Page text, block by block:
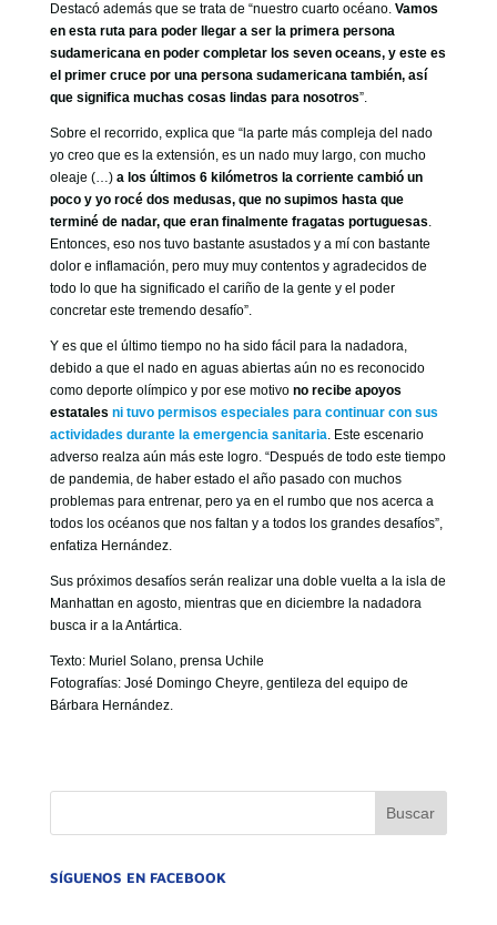
Destacó además que se trata de “nuestro cuarto océano. Vamos
en esta ruta para poder llegar a ser la primera persona
sudamericana en poder completar los seven oceans, y este es
el primer cruce por una persona sudamericana también, así
que significa muchas cosas lindas para nosotros”.
Sobre el recorrido, explica que “la parte más compleja del nado
yo creo que es la extensión, es un nado muy largo, con mucho
oleaje (…) a los últimos 6 kilómetros la corriente cambió un
poco y yo rocé dos medusas, que no supimos hasta que
terminé de nadar, que eran finalmente fragatas portuguesas.
Entonces, eso nos tuvo bastante asustados y a mí con bastante
dolor e inflamación, pero muy muy contentos y agradecidos de
todo lo que ha significado el cariño de la gente y el poder
concretar este tremendo desafío”.
Y es que el último tiempo no ha sido fácil para la nadadora,
debido a que el nado en aguas abiertas aún no es reconocido
como deporte olímpico y por ese motivo no recibe apoyos
estatales ni tuvo permisos especiales para continuar con sus
actividades durante la emergencia sanitaria. Este escenario
adverso realza aún más este logro. “Después de todo este tiempo
de pandemia, de haber estado el año pasado con muchos
problemas para entrenar, pero ya en el rumbo que nos acerca a
todos los océanos que nos faltan y a todos los grandes desafíos”,
enfatiza Hernández.
Sus próximos desafíos serán realizar una doble vuelta a la isla de
Manhattan en agosto, mientras que en diciembre la nadadora
busca ir a la Antártica.
Texto: Muriel Solano, prensa Uchile
Fotografías: José Domingo Cheyre, gentileza del equipo de
Bárbara Hernández.
SÍGUENOS EN FACEBOOK